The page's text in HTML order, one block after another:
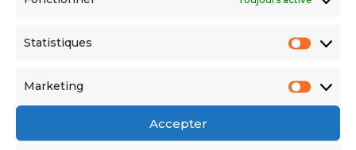
Statistiques
Marketing
Accepter
Sport
Top 10 des joueurs d'origine
algérienne qui ont marqué l'histoire